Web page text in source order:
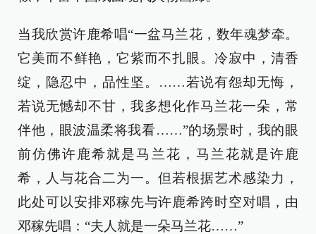
当我欣赏许鹿希唱“一盆马兰花，数年魂梦牵。
它美而不鲜艳，它紫而不扎眼。冷寂中，清香
绽，隐忍中，品性坚。……若说有怨却无悔，
若说无憾却不甘，我多想化作马兰花一朵，常
伴他，眼波温柔将我看……”的场景时，我的眼
前仿佛许鹿希就是马兰花，马兰花就是许鹿
希，人与花合二为一。但若根据艺术感染力，
此处可以安排邓稼先与许鹿希跨时空对唱，由
邓稼先唱：“夫人就是一朵马兰花……”